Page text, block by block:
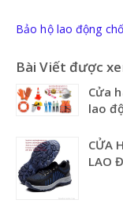
Bảo hộ lao động
Bài Viết được
Cửa
lao
CỬA
LAO